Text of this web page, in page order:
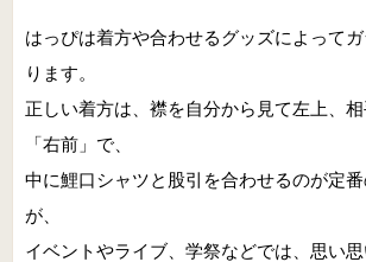
はっぴは着方や合わせるグッズによって
ります。
正しい着方は、襟を自分から見て左上、
「右前」で、
中に鯉口シャツと股引を合わせるのが定
が、
イベントやライブ、学祭などでは、思い